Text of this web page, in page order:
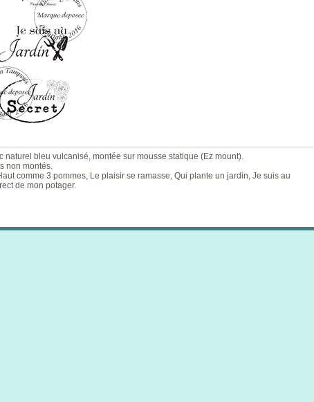
naturel bleu vulcanisé, montée sur mousse statique (Ez mount).
non montés.
comme 3 pommes, Le plaisir se ramasse, Qui plante un jardin, Je suis au
de mon potager.